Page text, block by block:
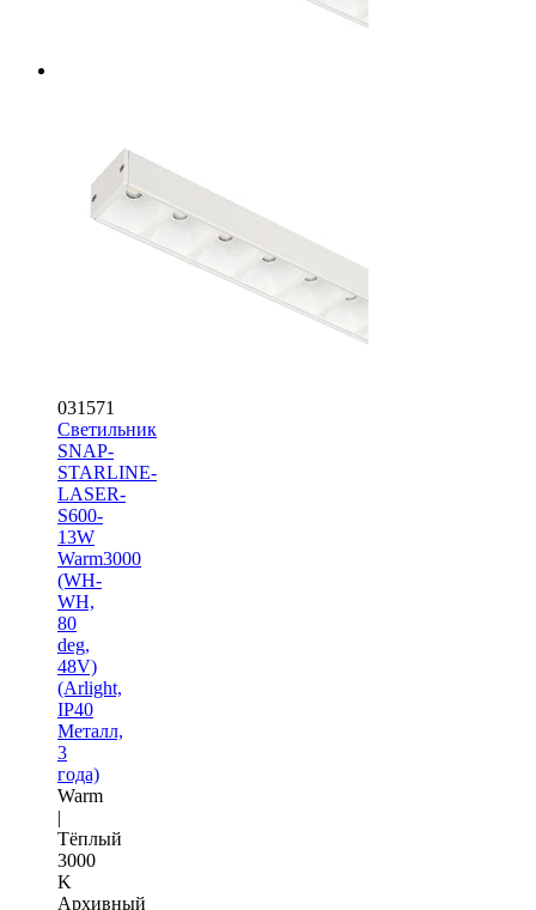
031571
Светильник
SNAP-
STARLINE-
LASER-
S600-
13W
Warm3000
(WH-
WH,
80
deg,
48V)
(Arlight,
IP40
Металл,
3
года)
Warm
|
Тёплый
3000
K
Архивный